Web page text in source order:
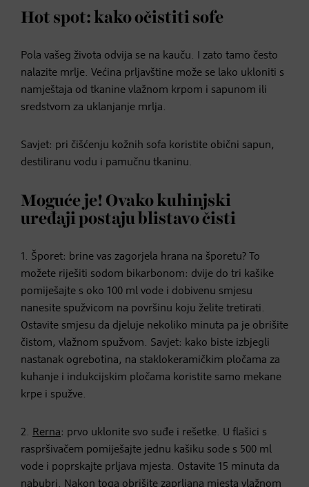
Hot spot: kako očistiti sofe
Pola vašeg života odvija se na kauču. I zato tamo često
nalazite mrlje. Većina prljavštine može se lako ukloniti s
namještaja od tkanine vlažnom krpom i sapunom ili
sredstvom za uklanjanje mrlja.
Savjet: pri čišćenju kožnih sofa koristite obični sapun,
destiliranu vodu i pamučnu tkaninu.
Moguće je! Ovako kuhinjski
uređaji postaju blistavo čisti
1. Šporet: brine vas zagorjela hrana na šporetu? To
možete riješiti sodom bikarbonom: dvije do tri kašike
pomiješajte s oko 100 ml vode i dobivenu smjesu
nanesite spužvicom na površinu koju želite tretirati.
Ostavite smjesu da djeluje nekoliko minuta pa je obrišite
čistom, vlažnom spužvom. Savjet: kako biste izbjegli
nastanak ogrebotina, na staklokeramičkim pločama za
kuhanje i indukcijskim pločama koristite samo mekane
krpe i spužve.
2. Rerna: prvo uklonite svo suđe i rešetke. U flašici s
raspršivačem pomiješajte jednu kašiku sode s 500 ml
vode i poprskajte prljava mjesta. Ostavite 15 minuta da
nabubri. Nakon toga obrišite zaprljana mjesta vlažnom